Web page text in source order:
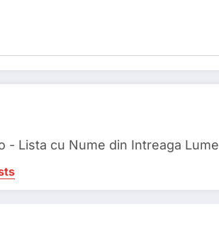
- Lista cu Nume din Intreaga Lume